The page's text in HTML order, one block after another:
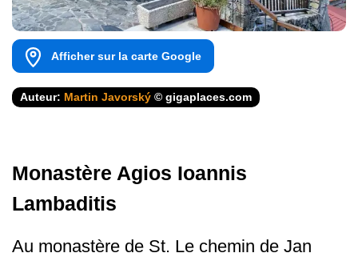
Afficher sur la carte Google
Auteur: Martin Javorský © gigaplaces.com
Monastère Agios Ioannis
Lambaditis
Au monastère de St. Le chemin de Jan